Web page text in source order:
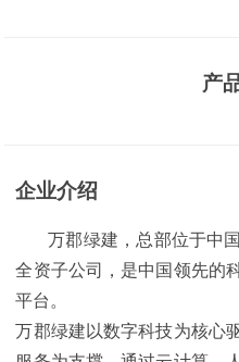
产
企业介绍
万郡绿建，总部位于中国
全资子公司，是中国领先的
平台。
万郡绿建以数字科技为核心